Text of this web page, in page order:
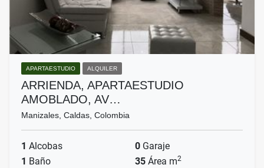
APARTAESTUDIO ALQUILER
ARRIENDA, APARTAESTUDIO
AMOBLADO, AV…
Manizales, Caldas, Colombia
1 Alcobas 0 Garaje
1 Baño 35 Área m2